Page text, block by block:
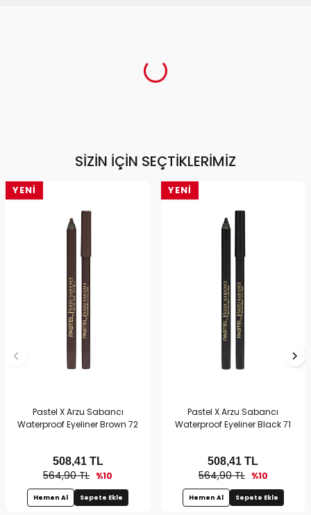
SIZIN İÇIN SEÇTIKLERIMIZ
YENI
Pastel X Arzu Sabancı
Waterproof Eyeliner Brown 72
564,90 TL %10
508,41TL
Hemen Al Sepete Ekle
YENI
Pastel X Arzu Sabancı
Waterproof Eyeliner Black 71
564,90 TL %10
508,41 TL
Hemen Al Sepete Ekle